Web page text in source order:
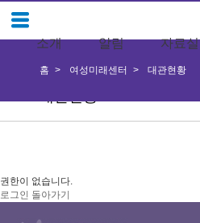
소개 알림 자료실
홈 여성미래센터 대관현황
권한이 없습니다.
로그인 돌아가기